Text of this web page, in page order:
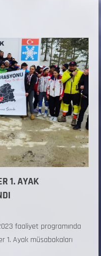
1. AYAK
faaliyet programında
1. Ayak müsabakaları